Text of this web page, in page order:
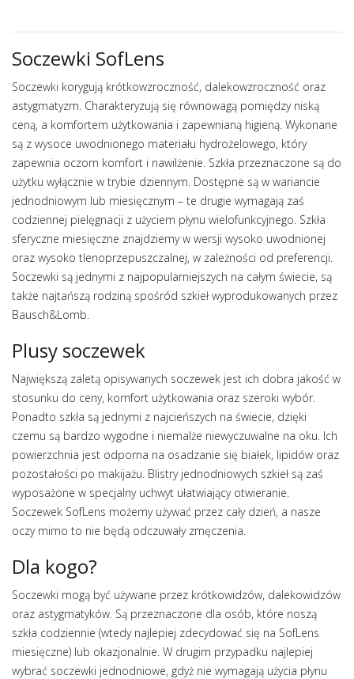
Soczewki SofLens
Soczewki korygują krótkowzroczność, dalekowzroczność oraz
astygmatyzm. Charakteryzują się równowagą pomiędzy niską
ceną, a komfortem użytkowania i zapewnianą higieną. Wykonane
są z wysoce uwodnionego materiału hydrożelowego, który
zapewnia oczom komfort i nawilżenie. Szkła przeznaczone są do
użytku wyłącznie w trybie dziennym. Dostępne są w wariancie
jednodniowym lub miesięcznym – te drugie wymagają zaś
codziennej pielęgnacji z użyciem płynu wielofunkcyjnego. Szkła
sferyczne miesięczne znajdziemy w wersji wysoko uwodnionej
oraz wysoko tlenoprzepuszczalnej, w zależności od preferencji.
Soczewki są jednymi z najpopularniejszych na całym świecie, są
także najtańszą rodziną spośród szkieł wyprodukowanych przez
Bausch&Lomb.
Plusy soczewek
Największą zaletą opisywanych soczewek jest ich dobra jakość w
stosunku do ceny, komfort użytkowania oraz szeroki wybór.
Ponadto szkła są jednymi z najcieńszych na świecie, dzięki
czemu są bardzo wygodne i niemalże niewyczuwalne na oku. Ich
powierzchnia jest odporna na osadzanie się białek, lipidów oraz
pozostałości po makijażu. Blistry jednodniowych szkieł są zaś
wyposażone w specjalny uchwyt ułatwiający otwieranie.
Soczewek SofLens możemy używać przez cały dzień, a nasze
oczy mimo to nie będą odczuwały zmęczenia.
Dla kogo?
Soczewki mogą być używane przez krótkowidzów, dalekowidzów
oraz astygmatyków. Są przeznaczone dla osób, które noszą
szkła codziennie (wtedy najlepiej zdecydować się na SofLens
miesięczne) lub okazjonalnie. W drugim przypadku najlepiej
wybrać soczewki jednodniowe, gdyż nie wymagają użycia płynu